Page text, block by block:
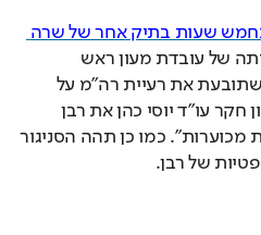
דיון שנמשך כחמש שעות בתיק אחר של שרה
, במסגרתו נשמעה עדותה של עובדת מעון ראש
הממשלה לשעבר שירה רבן, שתובעת את רעיית רה"מ על
העסקה פוגענית. במהלך הדיון חקר עו"ד יוסי כהן את רבן
ארוכות וטען כי מדובר ב"בדיות מכוערות". כמו כן תהה הסניגור
של רבן.